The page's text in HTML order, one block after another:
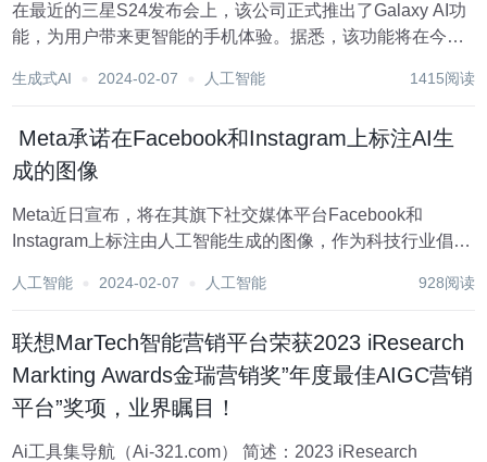
在最近的三星S24发布会上，该公司正式推出了Galaxy AI功
能，为用户带来更智能的手机体验。据悉，该功能将在今年
已确认了一系列新的Galaxy AI功能，包括Circle To
生成式AI 2024-02-07 人工智能 1415阅读
​ Meta承诺在Facebook和Instagram上标注AI生
成的图像
Meta近日宣布，将在其旗下社交媒体平台Facebook和
Instagram上标注由人工智能生成的图像，作为科技行业倡议
示，他们正与行业合作伙伴一同制定技术标准，以更容易识
人工智能 2024-02-07 人工智能 928阅读
联想MarTech智能营销平台荣获2023 iResearch
Markting Awards金瑞营销奖”年度最佳AIGC营销
平台”奖项，业界瞩目！
Ai工具集导航（Ai-321.com） 简述：2023 iResearch